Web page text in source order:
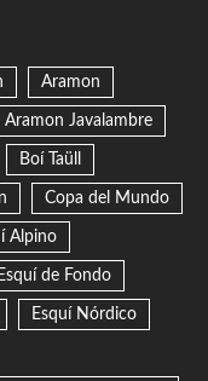
Aramon
Aramon Javalambre
Boí Taüll
Copa del Mundo
Alpino
Esquí de Fondo
Esquí Nórdico